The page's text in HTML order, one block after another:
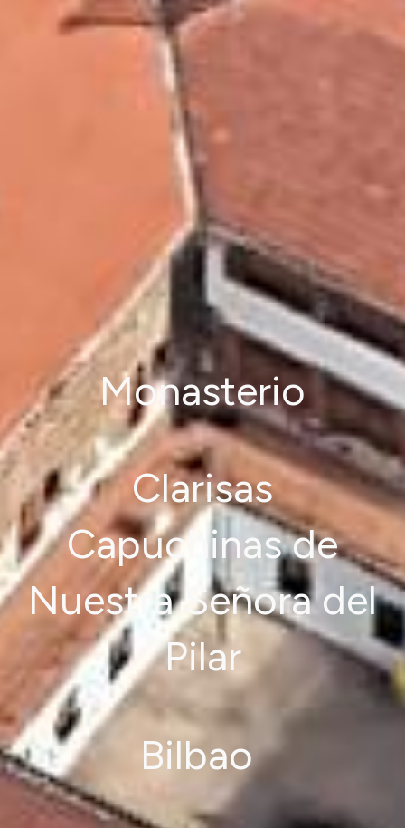
Monasterio
Clarisas
Capuchinas de
Nuestra Señora del
Pilar
Bilbao